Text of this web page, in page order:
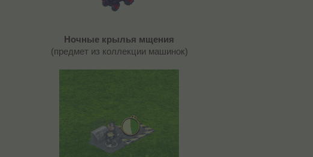
Ночные крылья мщения
(предмет из коллекции машинок)